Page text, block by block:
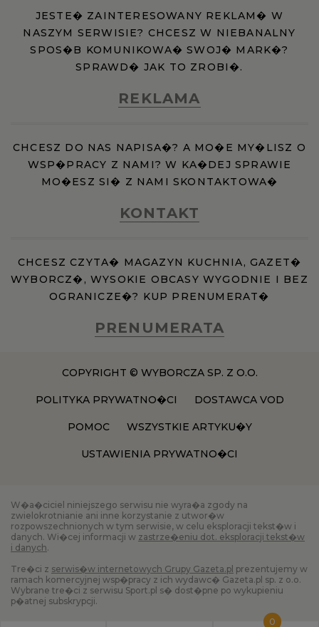
0
JESTE� ZAINTERESOWANY REKLAM� W
NASZYM SERWISIE? CHCESZ W NIEBANALNY
SPOS�B KOMUNIKOWA� SWOJ� MARK�?
SPRAWD� JAK TO ZROBI�.
REKLAMA
CHCESZ DO NAS NAPISA�? A MO�E MY�LISZ O
WSP�PRACY Z NAMI? W KA�DEJ SPRAWIE
MO�ESZ SI� Z NAMI SKONTAKTOWA�
KONTAKT
CHCESZ CZYTA� MAGAZYN KUCHNIA, GAZET�
WYBORCZ�, WYSOKIE OBCASY WYGODNIE I BEZ
OGRANICZE�? KUP PRENUMERAT�
PRENUMERATA
COPYRIGHT © WYBORCZA SP. Z O.O.
POLITYKA PRYWATNO�CI DOSTAWCA VOD
POMOC WSZYSTKIE ARTYKU�Y
USTAWIENIA PRYWATNO�CI
W�a�ciciel niniejszego serwisu nie wyra�a zgody na
zwielokrotnianie ani inne korzystanie z utwor�w
rozpowszechnionych w tym serwisie, w celu eksploracji tekst�w i
danych. Wi�cej informacji w zastrze�eniu dot. eksploracji tekst�w
i danych.
Tre�ci z serwis�w internetowych Grupy Gazeta.pl prezentujemy w
ramach komercyjnej wsp�pracy z ich wydawc� Gazeta.pl sp. z o.o.
Wybrane tre�ci z serwisu Sport.pl s� dost�pne po wykupieniu
p�atnej subskrypcji.